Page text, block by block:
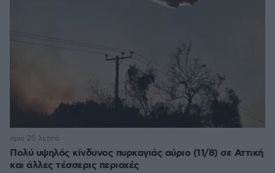
Πολύ υψηλός κίνδυνος πυρκαγιάς αύριο (11/8) σε Αττική
και άλλες τέσσερις περιοχές
πριν 25 λεπτά